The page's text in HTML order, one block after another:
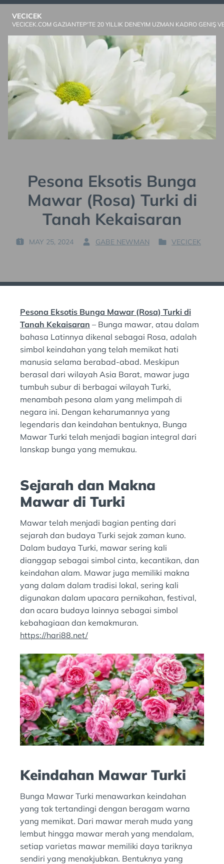
Skip
VECICEK
VECICEK.COM GAZIANTEP'TE 20 YILLIK DENEYIM UZMAN KADRO GENIŞ
Pesona Eksotis Bunga
Mawar (Rosa) Turki di
Tanah Kekaisaran
P
MAY 25, 2024
B
GABE NEWMAN
P
I
N
:
VECICEK
Pesona Eksotis Bunga Mawar (Rosa) Turki di
Tanah Kekaisaran – Bunga mawar, atau dalam
bahasa Latinnya dikenal sebagai Rosa, adalah
simbol keindahan yang telah memikat hati
manusia selama berabad-abad. Meskipun
berasal dari wilayah Asia Barat, mawar juga
tumbuh subur di berbagai wilayah Turki,
menambah pesona alam yang melimpah di
negara ini. Dengan keharumannya yang
legendaris dan keindahan bentuknya, Bunga
Mawar Turki telah menjadi bagian integral dari
lanskap bunga yang memukau.
Sejarah dan Makna
Mawar di Turki
Mawar telah menjadi bagian penting dari
sejarah dan budaya Turki sejak zaman kuno.
Dalam budaya Turki, mawar sering kali
dianggap sebagai simbol cinta, kecantikan, dan
keindahan alam. Mawar juga memiliki makna
yang dalam dalam tradisi lokal, sering kali
digunakan dalam upacara pernikahan, festival,
dan acara budaya lainnya sebagai simbol
kebahagiaan dan kemakmuran.
https://hari88.net/
Keindahan Mawar Turki
Bunga Mawar Turki menawarkan keindahan
yang tak tertandingi dengan beragam warna
yang memikat. Dari mawar merah muda yang
lembut hingga mawar merah yang mendalam,
setiap varietas mawar memiliki daya tariknya
sendiri yang menakjubkan. Bentuknya yang